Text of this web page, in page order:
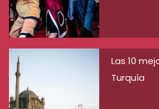
Las 10
Turquía